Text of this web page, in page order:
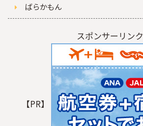
ばらかもん
スポンサーリンク
【PR】